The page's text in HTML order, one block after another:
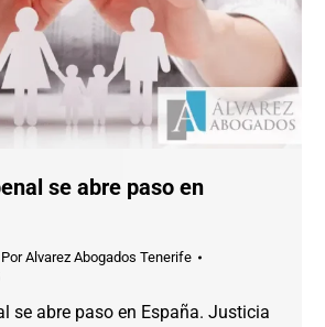
se abre paso en
PorAlvarez Abogados Tenerife
se abre paso en España. Justicia